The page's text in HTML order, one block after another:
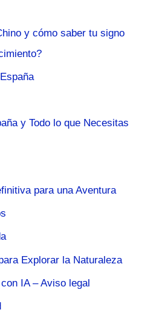
y cómo saber tu signo
y Todo lo que Necesitas
para una Aventura
Explorar la Naturaleza
IA – Aviso legal